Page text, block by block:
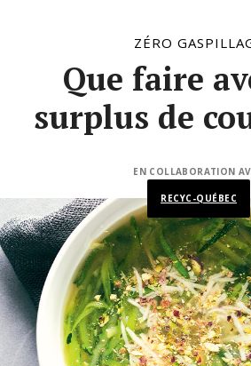
ZÉRO
Que faire
surplus de
EN COLLABORATION
RECYC-QUÉBEC